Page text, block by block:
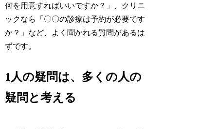
何を用意すればいいですか？」、クリニ
ックなら「〇〇の診療は予約が必要です
か？」など、よく聞かれる質問があるは
ずです。
1人の疑問は、多くの人の
疑問と考える